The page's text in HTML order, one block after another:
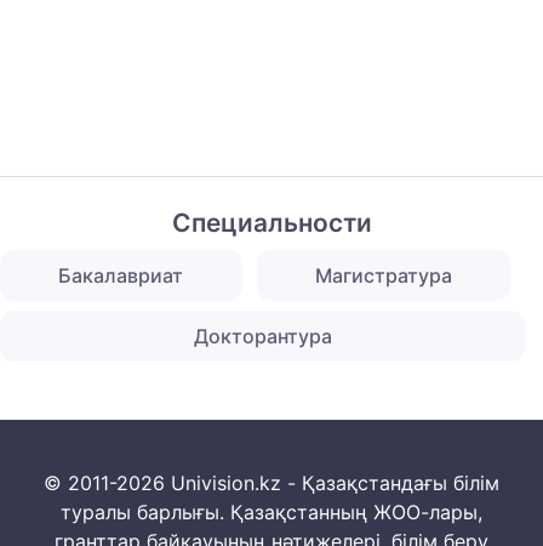
Специальности
Бакалавриат Магистратура
Докторантура
© 2011-2026 Univision.kz - Қазақстандағы білім
туралы барлығы. Қазақстанның ЖОО-лары,
гранттар байқауының нәтижелері, білім беру